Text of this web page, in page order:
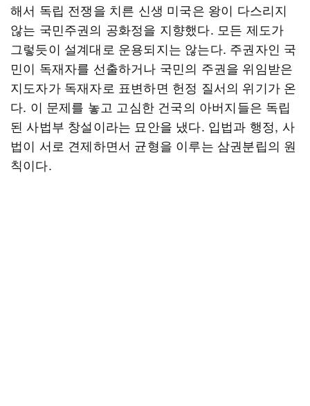
해서 독립 전쟁을 치른 신생 미국은 왕이 다스리지
않는 국민주권의 공화정을 지향했다. 모든 제도가
그렇듯이 설계대로 운용되지는 않는다. 주권자인 국
민이 독재자를 선출하거나 국민의 주권을 위임받은
지도자가 독재자로 표변하면 헌정 질서의 위기가 온
다. 이 문제를 놓고 고심한 건국의 아버지들은 독립
된 사법부 창설이라는 묘안을 냈다. 입법과 행정, 사
법이 서로 견제하면서 균형을 이루는 삼권분립의 원
칙이다.